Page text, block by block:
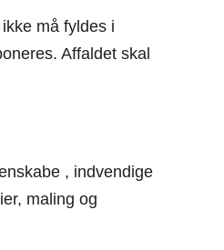
må fyldes i
Affaldet skal
, indvendige
maling og